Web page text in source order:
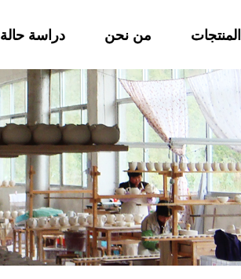
المنتجات من نحن دراسة حالة